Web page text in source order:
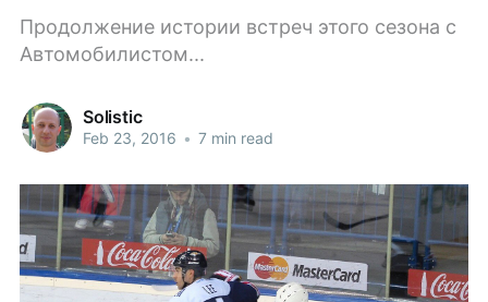
Продолжение истории встреч этого сезона с
Автомобилистом...
Solistic
Feb 23, 2016 • 7 min read